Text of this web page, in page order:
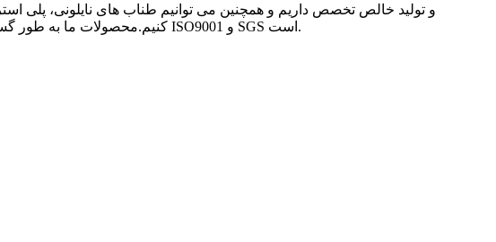
کنیم.محصولات ما به طور گسترده در کشاورزی، صنعت، شیلات، بسته بندی، بنادر و همچنین ورزش استفاده می شود.این شرکت دارای سیستم مدیریت ISO9001 و SGS است.